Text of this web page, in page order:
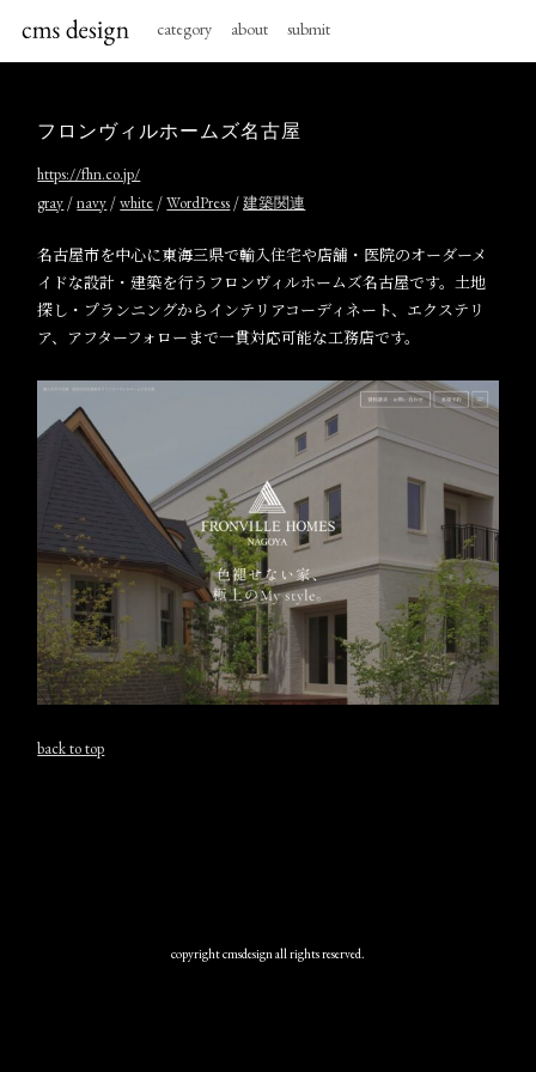
category about submit
フロンヴィルホームズ名古屋
https://fhn.co.jp/
gray /navy /white /WordPress /建築関連
名古屋市を中心に東海三県で輸入住宅や店舗・医院のオーダーメ
イドな設計・建築を行うフロンヴィルホームズ名古屋です。土地
探し・プランニングからインテリアコーディネート、エクステリ
ア、アフターフォローまで一貫対応可能な工務店です。
back to top
copyright cmsdesign all rights reserved.